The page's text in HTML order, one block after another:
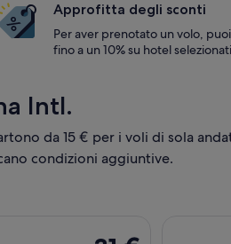
Approfitta degli sconti
Per aver prenotato un volo,
fino a un 10% su hotel
Intl.
da 15 € per i voli di sola
condizioni aggiuntive.